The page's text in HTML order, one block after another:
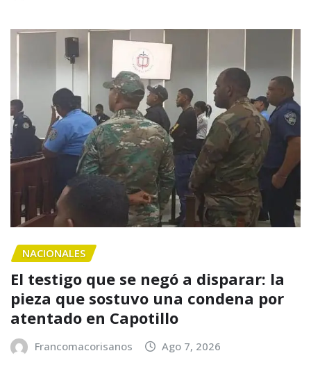
NACIONALES
El testigo que se negó a disparar: la
pieza que sostuvo una condena por
atentado en Capotillo
Francomacorisanos Ago 7, 2026